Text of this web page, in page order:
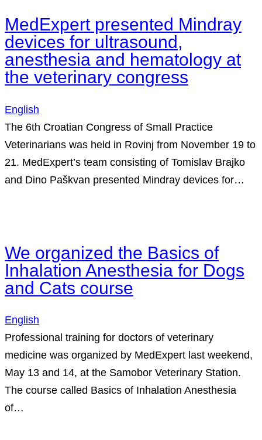
MedExpert presented Mindray
devices for ultrasound,
anesthesia and hematology at
the veterinary congress
English
The 6th Croatian Congress of Small Practice
Veterinarians was held in Rovinj from November 19 to
21. MedExpert’s team consisting of Tomislav Brajko
and Dino Paškvan presented Mindray devices for…
We organized the Basics of
Inhalation Anesthesia for Dogs
and Cats course
English
Professional training for doctors of veterinary
medicine was organized by MedExpert last weekend,
May 13 and 14, at the Samobor Veterinary Station.
The course called Basics of Inhalation Anesthesia
of…